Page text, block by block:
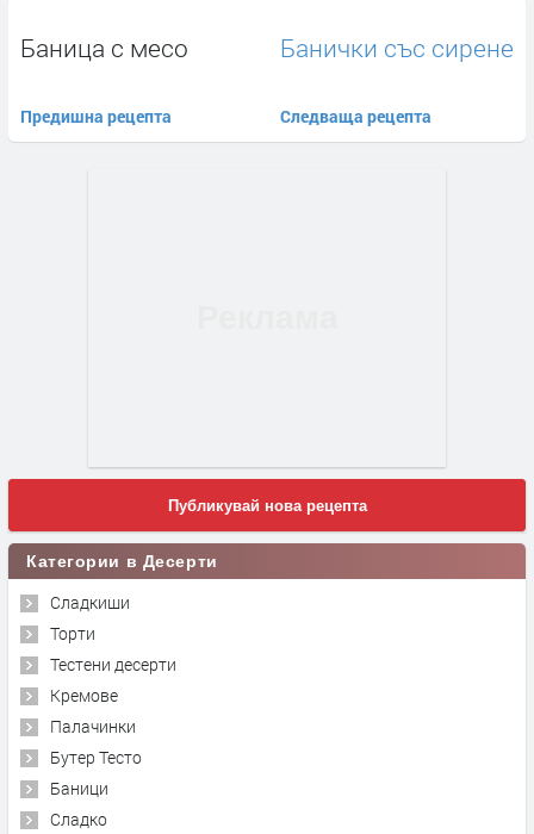
Баница с месо
Предишна рецепта
Банички със сирене
Следваща рецепта
Публикувай нова рецепта
Категории в Десерти
Сладкиши
Торти
Тестени десерти
Кремове
Палачинки
Бутер Тесто
Баници
Сладко